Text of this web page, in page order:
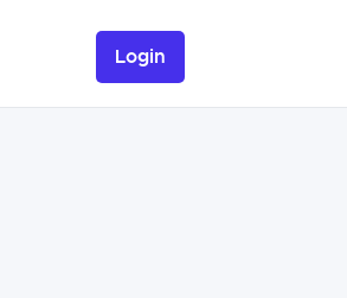
Login